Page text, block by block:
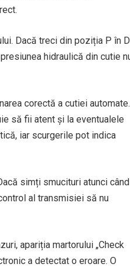
Dacă treci din poziția P în D
hidraulică din cutie
corectă a cutiei automate.
să fii atent și la eventualele
iar scurgerile pot indica
simți smucituri atunci când
al transmisiei să nu
apariția martorului „Check
a detectat o eroare. O